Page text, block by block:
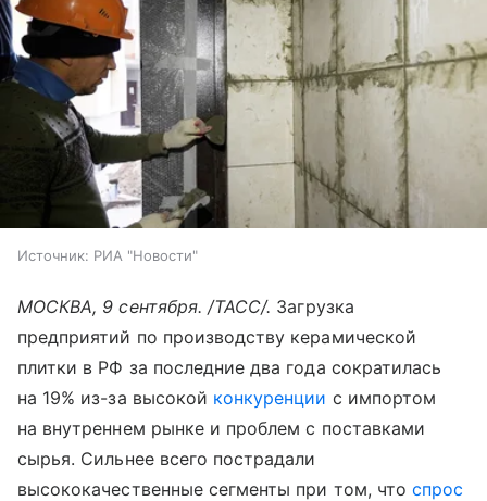
Источник: РИА "Новости"
МОСКВА, 9 сентября. /ТАСС/. Загрузка
предприятий по производству керамической
плитки в РФ за последние два года сократилась
на 19% из-за высокой конкуренции с импортом
на внутреннем рынке и проблем с поставками
сырья. Сильнее всего пострадали
высококачественные сегменты при том, что спрос